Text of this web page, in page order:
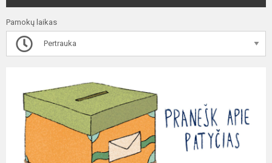
Pamokų laikas
Pertrauka